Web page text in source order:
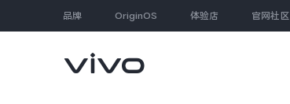
品牌 OriginOS 体验店 官网社区